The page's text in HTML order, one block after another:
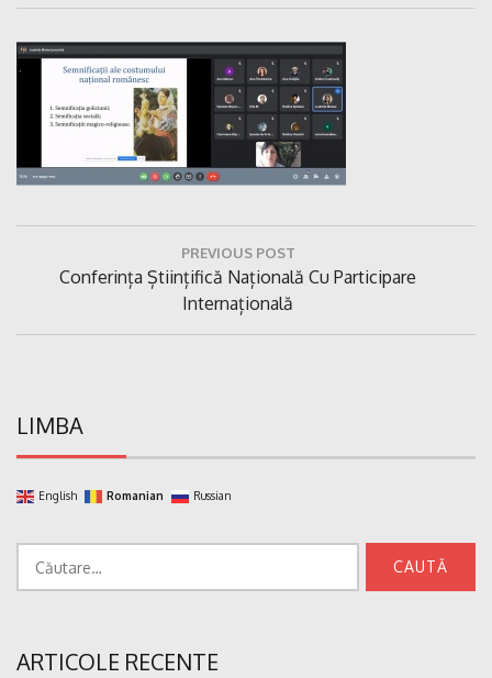
articole
PREVIOUS POST
Previous
Conferința Științifică Națională Cu Participare
Internațională
LIMBA
English Romanian Russian
ARTICOLE RECENTE